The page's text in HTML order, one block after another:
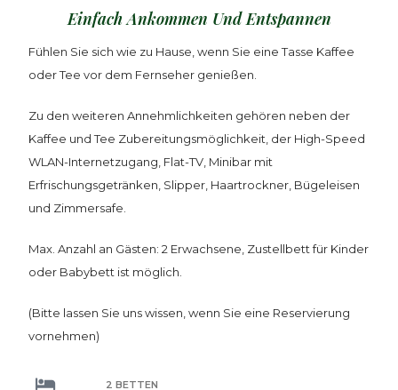
Einfach Ankommen Und Entspannen
Fühlen Sie sich wie zu Hause, wenn Sie eine Tasse Kaffee
oder Tee vor dem Fernseher genießen.
Zu den weiteren Annehmlichkeiten gehören neben der
Kaffee und Tee Zubereitungsmöglichkeit, der High-Speed
WLAN-Internetzugang, Flat-TV, Minibar mit
Erfrischungsgetränken, Slipper, Haartrockner, Bügeleisen
und Zimmersafe.
Max. Anzahl an Gästen: 2 Erwachsene, Zustellbett für Kinder
oder Babybett ist möglich.
(Bitte lassen Sie uns wissen, wenn Sie eine Reservierung
vornehmen)
2 BETTEN